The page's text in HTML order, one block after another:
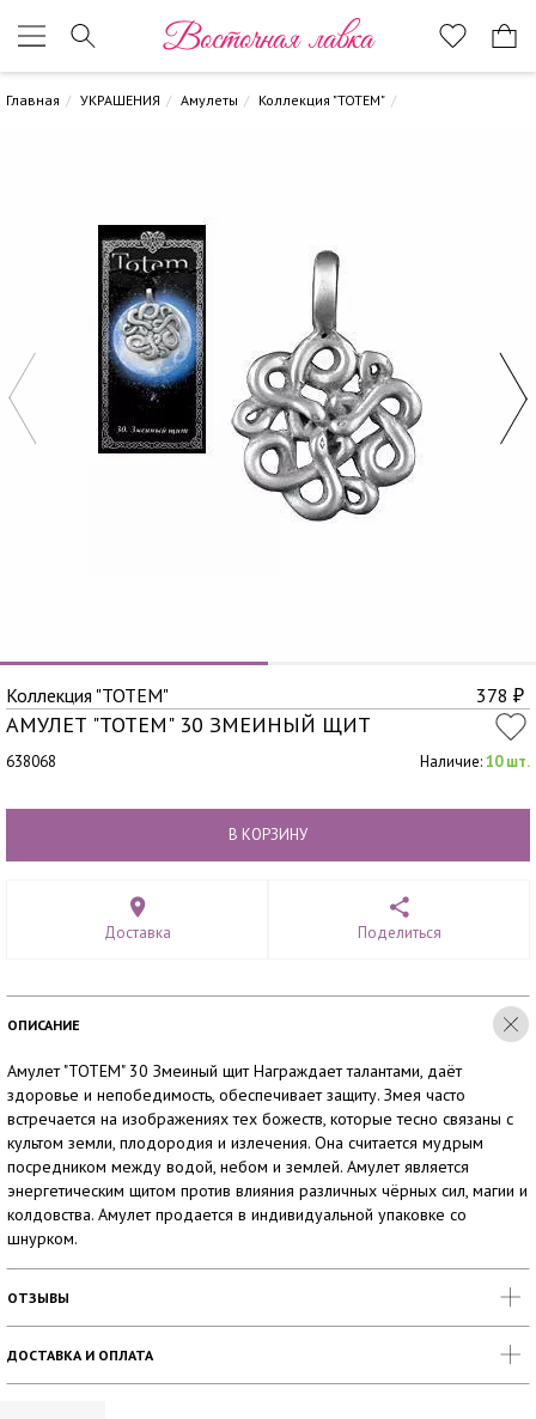
Восточная лавка
Главная УКРАШЕНИЯ Амулеты Коллекция "TOTEM"
Коллекция "TOTEM" 378 ₽
АМУЛЕТ "TOTEM" 30 ЗМЕИНЫЙ ЩИТ
638068 Наличие:10 шт.
В КОРЗИНУ
Доставка Поделиться
ОПИСАНИЕ
Амулет "TOTEM" 30 Змеиный щит Награждает талантами, даёт
здоровье и непобедимость, обеспечивает защиту. Змея часто
встречается на изображениях тех божеств, которые тесно связаны с
культом земли, плодородия и излечения. Она считается мудрым
посредником между водой, небом и землей. Амулет является
энергетическим щитом против влияния различных чёрных сил, магии и
колдовства. Амулет продается в индивидуальной упаковке со
шнурком.
ОТЗЫВЫ
ДОСТАВКА И ОПЛАТА